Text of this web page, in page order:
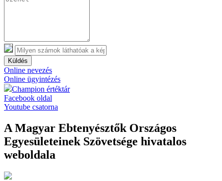
Küldés
Online nevezés
Online ügyintézés
Champion értéktár
Facebook oldal
Youtube csatorna
A Magyar Ebtenyésztők Országos
Egyesületeinek Szövetsége hivatalos
weboldala